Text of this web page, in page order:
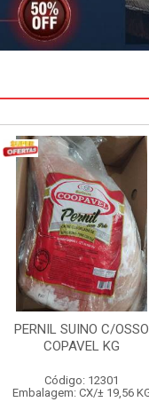
HAMBURGUER BOVINO
PERDIGAO CX 2,016KG
Código: 1263
Embalagem: CX/1